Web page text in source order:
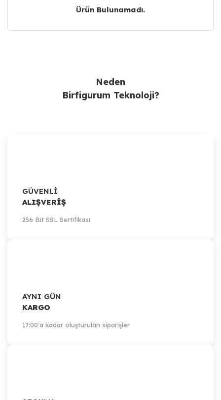
Ürün Bulunamadı.
Neden
Birfigurum Teknoloji?
GÜVENLİ
ALIŞVERİŞ
256 Bit SSL Sertifikası
AYNI GÜN
KARGO
17:00'a kadar oluşturulan siparişler